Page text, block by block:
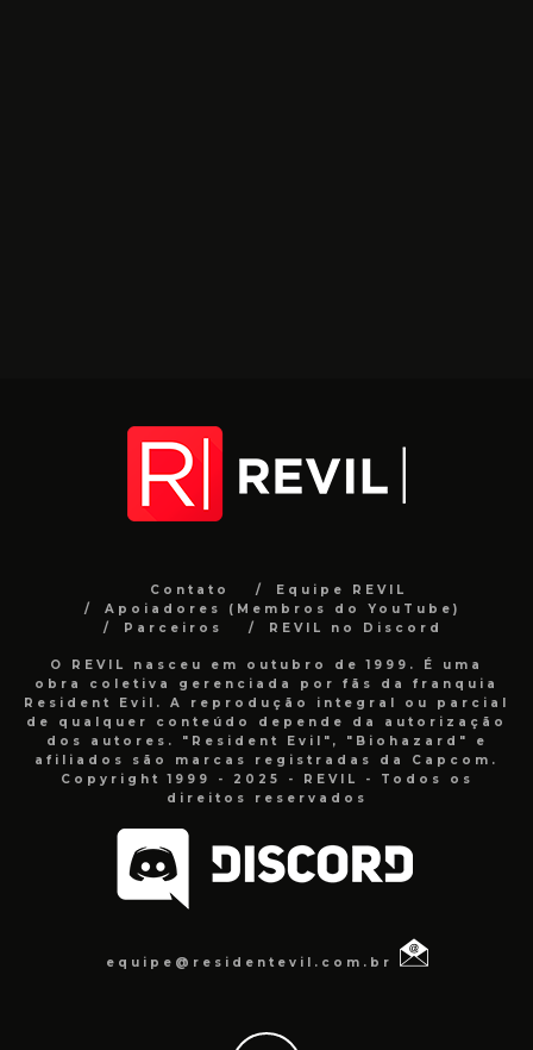
Contato
Equipe REVIL
Apoiadores (Membros do YouTube)
Parceiros
REVIL no Discord
O REVIL nasceu em outubro de 1999. É uma
obra coletiva gerenciada por fãs da franquia
Resident Evil. A reprodução integral ou parcial
de qualquer conteúdo depende da autorização
dos autores. "Resident Evil", "Biohazard" e
afiliados são marcas registradas da Capcom.
Copyright 1999 - 2025 - REVIL - Todos os
direitos reservados
equipe@residentevil.com.br